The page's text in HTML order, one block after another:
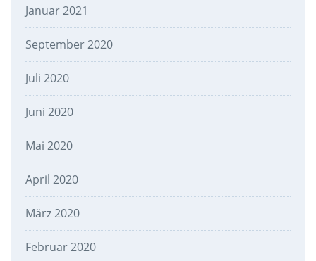
Januar 2021
September 2020
Juli 2020
Juni 2020
Mai 2020
April 2020
März 2020
Februar 2020